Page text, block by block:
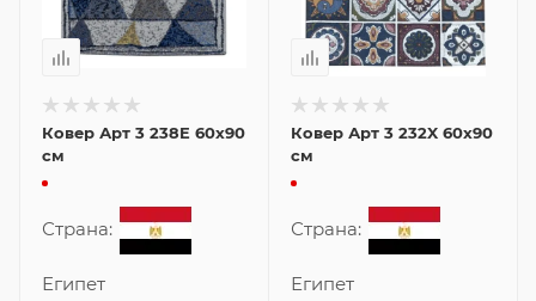
Ковер Арт 3 238E 60x90
см
Страна:
Египет
Ковер Арт 3 232X 60x90
см
Страна:
Египет